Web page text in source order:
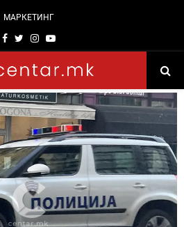
МАРКЕТИНГ
Facebook
TwitterInstagram
Youtube